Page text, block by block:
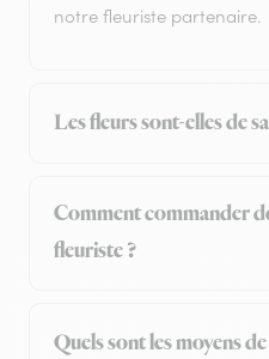
notre fleuriste partenaire.
Les fleurs sont-elles de
Comment commander
fleuriste ?
Quels sont les moyens